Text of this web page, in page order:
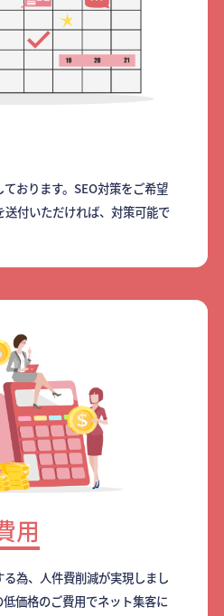
おります。SEO対策をご希望
付いただければ、対策可能で
用
為、人件費削減が実現しまし
価格のご費用でネット集客に